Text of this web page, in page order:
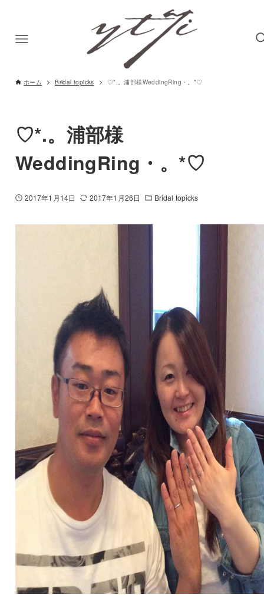
ホーム Bridal topicks ♡*.。浦部様WeddingRing・。*♡
♡*.。浦部様
WeddingRing・。*♡
2017年1月14日 2017年1月26日 Bridal topicks